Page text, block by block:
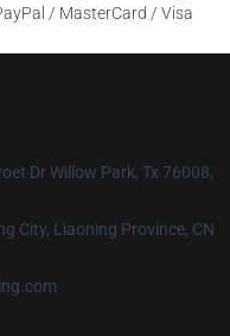
/ MasterCard / Visa
Dr Willow Park, Tx 76008,
City, Liaoning Province, CN